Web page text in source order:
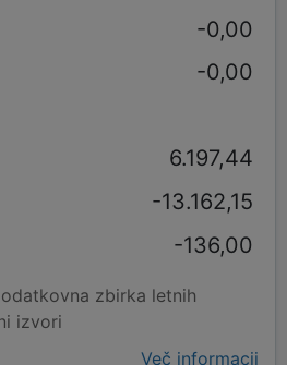
-0,00
-0,00
6.197,44
-13.162,15
-136,00
zbirka letnih
izvori
Več informacij